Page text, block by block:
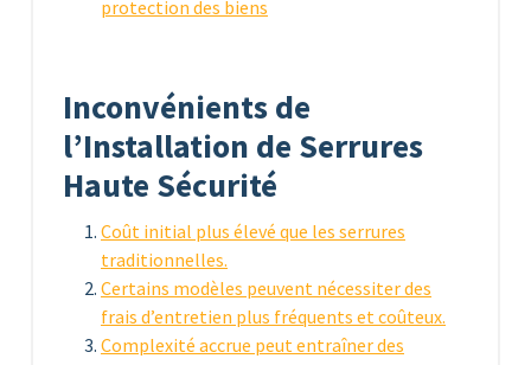
protection des biens
Inconvénients de
l’Installation de Serrures
Haute Sécurité
Coût initial plus élevé que les serrures
traditionnelles.
Certains modèles peuvent nécessiter des
frais d’entretien plus fréquents et coûteux.
Complexité accrue peut entraîner des